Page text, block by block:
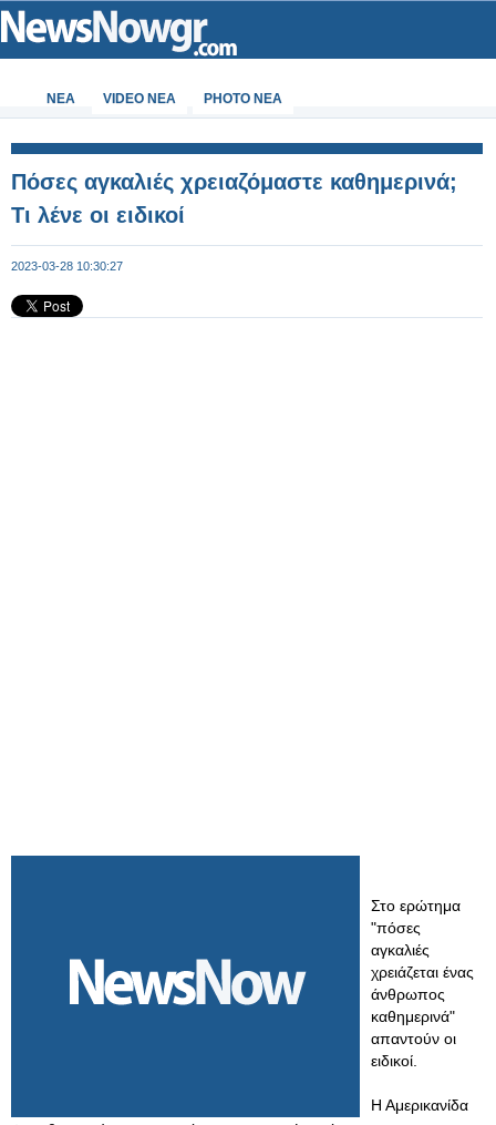
ΝΕΑ VIDEO NEA PHOTO NEA
Πόσες αγκαλιές χρειαζόμαστε καθημερινά;
Τι λένε οι ειδικοί
2023-03-28 10:30:27
Στο ερώτημα
"πόσες
αγκαλιές
χρειάζεται ένας
άνθρωπος
καθημερινά"
απαντούν οι
ειδικοί.
Η Αμερικανίδα